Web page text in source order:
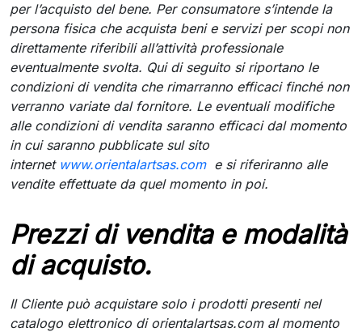
per l’acquisto del bene. Per consumatore s’intende la
persona fisica che acquista beni e servizi per scopi non
direttamente riferibili all’attività professionale
eventualmente svolta. Qui di seguito si riportano le
condizioni di vendita che rimarranno efficaci finché non
verranno variate dal fornitore. Le eventuali modifiche
alle condizioni di vendita saranno efficaci dal momento
in cui saranno pubblicate sul sito
internet www.orientalartsas.come si riferiranno alle
vendite effettuate da quel momento in poi.
Prezzi di vendita e modalità
di acquisto.
Il Cliente può acquistare solo i prodotti presenti nel
catalogo elettronico di orientalartsas.com al momento